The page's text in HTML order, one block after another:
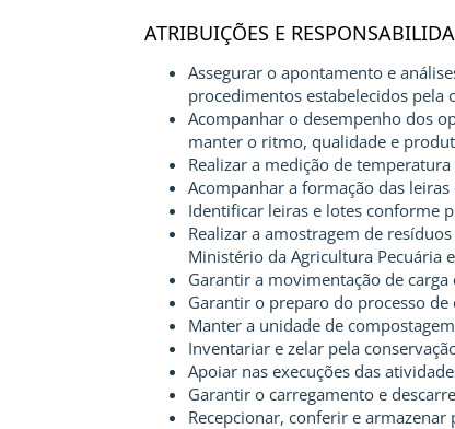
ATRIBUIÇÕES E
Assegurar o apontamento e
procedimentos estabelecidos pela
Acompanhar o desempenho dos
manter o ritmo, qualidade e
Realizar a medição de
Acompanhar a formação das
Identificar leiras e lotes conforme
Realizar a amostragem de
Ministério da Agricultura Pecuária
Garantir a movimentação de
Garantir o preparo do processo
Manter a unidade de
Inventariar e zelar pela
Apoiar nas execuções das
Garantir o carregamento e
Recepcionar, conferir e